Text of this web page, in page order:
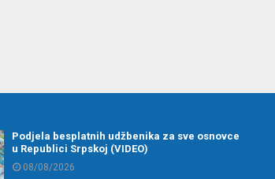
Podjela besplatnih udžbenika za sve osnovce
u Republici Srpskoj (VIDEO)
08/08/2026